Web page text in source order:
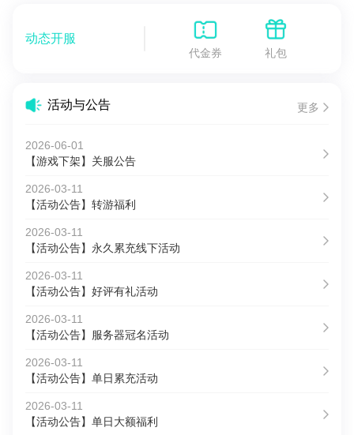
动态开服
代金券 礼包
活动与公告 更多
2026-06-01
【游戏下架】关服公告
2026-03-11
【活动公告】转游福利
2026-03-11
【活动公告】永久累充线下活动
2026-03-11
【活动公告】好评有礼活动
2026-03-11
【活动公告】服务器冠名活动
2026-03-11
【活动公告】单日累充活动
2026-03-11
【活动公告】单日大额福利